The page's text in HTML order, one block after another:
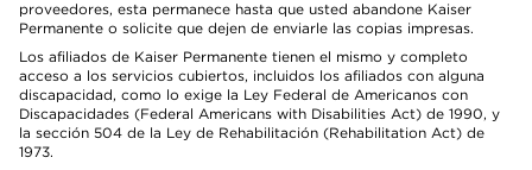
proveedores, esta permanece hasta que usted abandone Kaiser
Permanente o solicite que dejen de enviarle las copias impresas.
Los afiliados de Kaiser Permanente tienen el mismo y completo
acceso a los servicios cubiertos, incluidos los afiliados con alguna
discapacidad, como lo exige la Ley Federal de Americanos con
Discapacidades (Federal Americans with Disabilities Act) de 1990, y
la sección 504 de la Ley de Rehabilitación (Rehabilitation Act) de
1973.